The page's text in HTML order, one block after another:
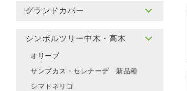
グランドカバー
シンボルツリー中木・高木
オリーブ
サンブカス・セレナーデ 新品種
シマトネリコ